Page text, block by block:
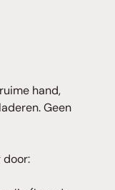
hand,
Geen
door: